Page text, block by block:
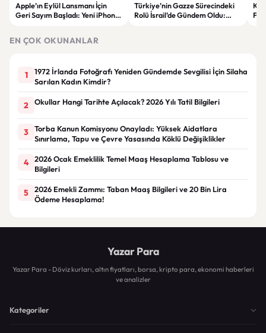
Apple’ın Eylül Lansmanı İçin
Geri Sayım Başladı: Yeni iPhone
Türkiye’nin Gazze Sürecindeki
Rolü İsrail’de Gündem Oldu:
EN ÇOK OKUNANLAR
1
1972 İrlanda Fotoğrafı Yeniden Gündemde Sevgilisi İçin Silaha
Sarılan Kadın Kimdir?
2 Okullar Hangi Tarihte Açılacak? 2026 Yılı Tatil Bilgileri
3
Torba Kanun Komisyonu Onayladı: Yüksek Aidatlara
Sınırlama, Tapu ve Çevre Yasasında Köklü Değişiklikler
4
2026 Ocak Emeklilik Temel Maaş Hesaplama Tablosu ve
Bilgileri
5
2026 Emekli Zammı: Taban Maaş Bilgileri ve 20 Bin Lira
Ödeme Hesaplama!
Yazar Para
Yazar Para - Döviz kurları, altın fiyatları, borsa, kripto para, ekonomi haberleri
ve analizler
Kategoriler